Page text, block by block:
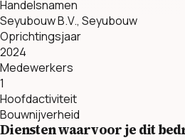
Handelsnamen
Seyubouw B.V., Seyubouw
Oprichtingsjaar
2024
Medewerkers
1
Hoofdactiviteit
Bouwnijverheid
Diensten waarvoor je dit